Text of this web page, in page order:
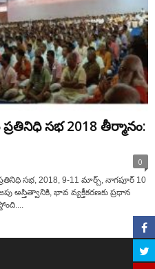
సభ 2018 తీర్మానం:
0
సభ, 2018, 9-11 మార్చ్, నాగపూర్ 10
అస్తిత్వానికి, భావ వ్యక్తీకరణకు ప్రధాన